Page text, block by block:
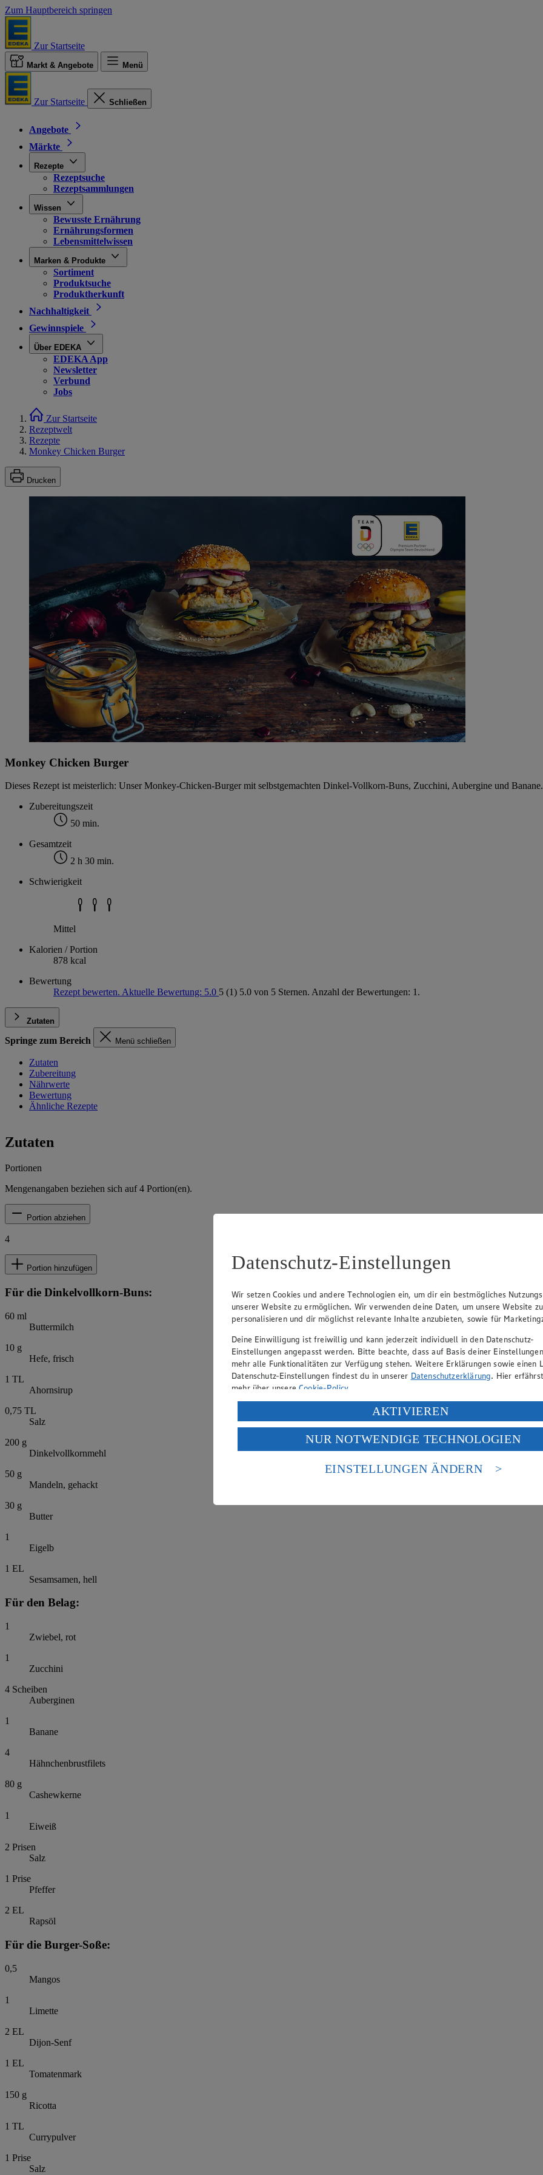
Zum Hauptbereich springen
Zur Startseite
Markt & Angebote Menü
Zur Startseite Schließen
Angebote
Märkte
Rezepte
Rezeptsuche
Rezeptsammlungen
Wissen
Bewusste Ernährung
Ernährungsformen
Lebensmittelwissen
Marken & Produkte
Sortiment
Produktsuche
Produktherkunft
Nachhaltigkeit
Gewinnspiele
Über EDEKA
EDEKA App
Newsletter
Verbund
Jobs
Zur Startseite
Rezeptwelt
Rezepte
Monkey Chicken Burger
Drucken
Monkey Chicken Burger
Dieses Rezept ist meisterlich: Unser Monkey-Chicken-Burger mit selbstgemachten Dinkel-Vollkorn-Buns, Zucchini, Aubergine und
Zubereitungszeit
50 min.
Gesamtzeit
2 h 30 min.
Schwierigkeit
Mittel
Kalorien / Portion
878 kcal
Bewertung
Rezept bewerten. Aktuelle Bewertung: 5.0 5 (1) 5.0 von 5 Sternen. Anzahl der Bewertungen: 1.
Zutaten
Springe zum Bereich Menü schließen
Zutaten
Zubereitung
Nährwerte
Bewertung
Ähnliche Rezepte
Zutaten
Portionen
Mengenangaben beziehen sich auf4 Portion(en).
Portion abziehen
4
Portion hinzufügen
Für die Dinkelvollkorn-Buns:
60 ml
Buttermilch
10 g
Hefe, frisch
1 TL
Ahornsirup
0,75 TL
Salz
200 g
Dinkelvollkornmehl
50 g
Mandeln, gehackt
30 g
Butter
1
Eigelb
1 EL
Sesamsamen, hell
Für den Belag:
1
Zwiebel, rot
1
Zucchini
4 Scheiben
Auberginen
1
Banane
4
Hähnchenbrustfilets
80 g
Cashewkerne
1
Eiweiß
2 Prisen
Salz
1 Prise
Pfeffer
2 EL
Rapsöl
Für die Burger-Soße:
0,5
Mangos
1
Limette
2 EL
Dijon-Senf
1 EL
Tomatenmark
150 g
Ricotta
1 TL
Currypulver
1 Prise
Salz
Datenschutz-Einstellungen
Wir setzen Cookies und andere Technologien ein, um dir ein bestmögliches
unserer Website zu ermöglichen. Wir verwenden deine Daten, um unsere Website zu
personalisieren und dir möglichst relevante Inhalte anzubieten, sowie für
Deine Einwilligung ist freiwillig und kann jederzeit individuell in den Datenschutz-
Einstellungen angepasst werden. Bitte beachte, dass auf Basis deiner
mehr alle Funktionalitäten zur Verfügung stehen. Weitere Erklärungen sowie einen
Datenschutz-Einstellungen findest du in unserer Datenschutzerklärung. Hier
mehr über unsereCookie-Policy.
Verarbeitung deiner personenbezogenen Daten in den USA durch Facebook und
Wenn du auf „Aktivieren“ klickst, willigst du im Sinne des Art. 49 Abs. 1 Satz 1 lit.
ein, dass deine Daten in den USA verarbeitet werden. Der EuGH sieht die USA als
einem nach europäischen Standards nicht angemessenen Datenschutzniveau an. Es
Risiko eines Zugriffs durch US-amerikanische Behörden.
AKTIVIEREN
NUR NOTWENDIGE TECHNOLOGIEN
EINSTELLUNGEN ÄNDERN